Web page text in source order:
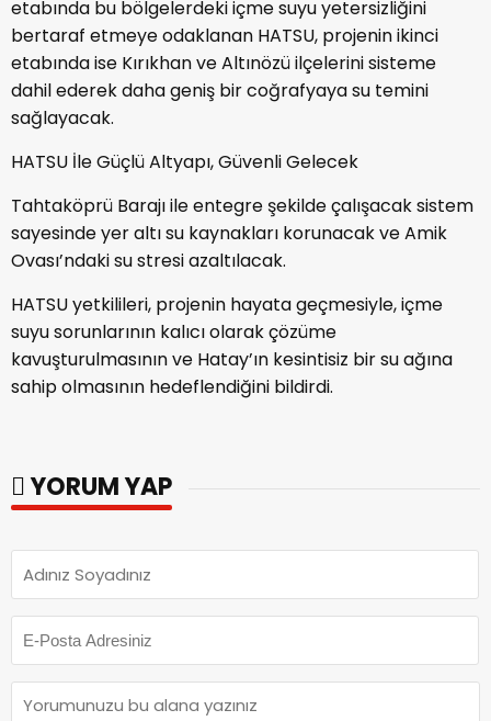
etabında bu bölgelerdeki içme suyu yetersizliğini
bertaraf etmeye odaklanan HATSU, projenin ikinci
etabında ise Kırıkhan ve Altınözü ilçelerini sisteme
dahil ederek daha geniş bir coğrafyaya su temini
sağlayacak.
HATSU İle Güçlü Altyapı, Güvenli Gelecek
Tahtaköprü Barajı ile entegre şekilde çalışacak sistem
sayesinde yer altı su kaynakları korunacak ve Amik
Ovası’ndaki su stresi azaltılacak.
HATSU yetkilileri, projenin hayata geçmesiyle, içme
suyu sorunlarının kalıcı olarak çözüme
kavuşturulmasının ve Hatay’ın kesintisiz bir su ağına
sahip olmasının hedeflendiğini bildirdi.
YORUM YAP